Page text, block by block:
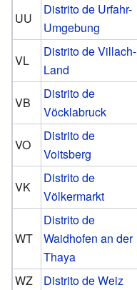
UU
Distrito de Urfahr-
Umgebung
VL
Distrito de Villach-
Land
VB
Distrito de
Vöcklabruck
VO
Distrito de
Voitsberg
VK
Distrito de
Völkermarkt
WT
Distrito de
Waidhofen an der
Thaya
WZ
Distrito de Weiz